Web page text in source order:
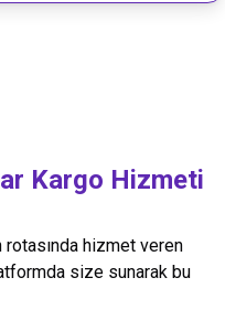
Kargo Hizmeti
rotasında hizmet veren
size sunarak bu